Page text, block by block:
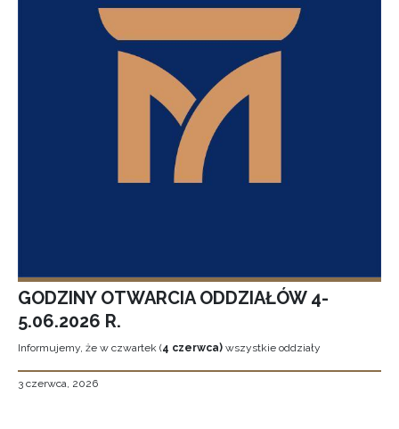
GODZINY OTWARCIA ODDZIAŁÓW 4-
5.06.2026 R.
Informujemy, że w czwartek (4 czerwca) wszystkie oddziały
3 czerwca, 2026